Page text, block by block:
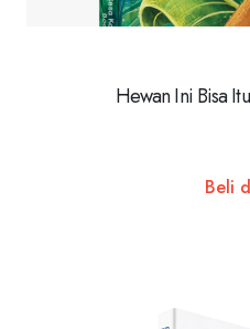
Hewan Ini Bisa
Beli